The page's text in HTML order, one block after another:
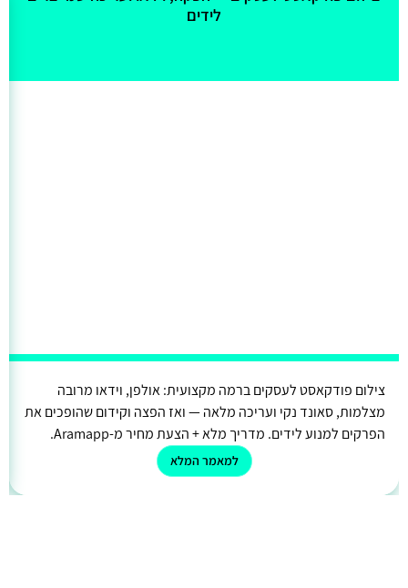
לידים
צילום פודקאסט לעסקים ברמה מקצועית: אולפן, וידאו מרובה
מצלמות, סאונד נקי ועריכה מלאה — ואז הפצה וקידום שהופכים את
הפרקים למנוע לידים. מדריך מלא + הצעת מחיר מ-Aramapp.
למאמר המלא